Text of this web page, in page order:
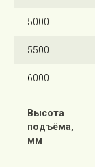
5000
5500
6000
Высота
подъёма,
мм